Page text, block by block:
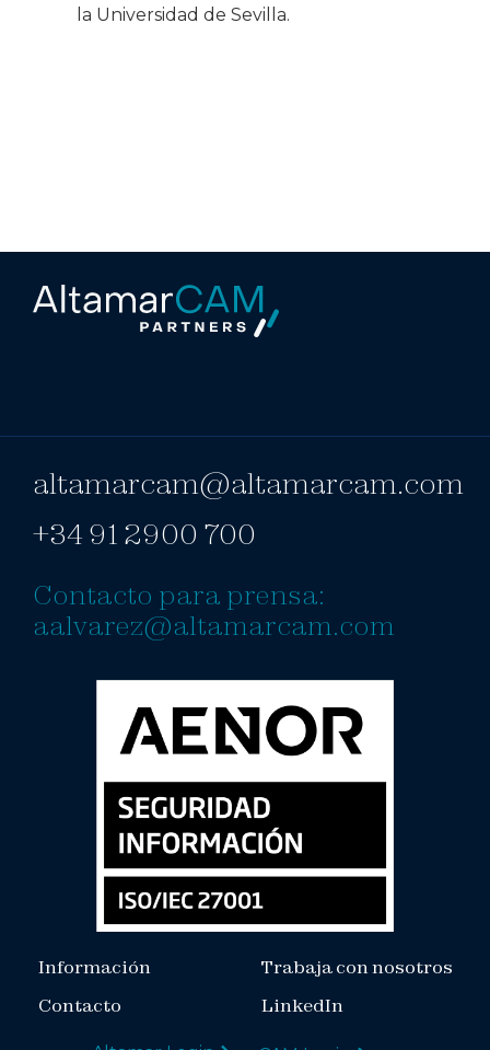
la Universidad de Sevilla.
altamarcam@altamarcam.com
+34 91 2900 700
Contacto para prensa:
aalvarez@altamarcam.com
Información
Contacto
Trabaja con nosotros
LinkedIn